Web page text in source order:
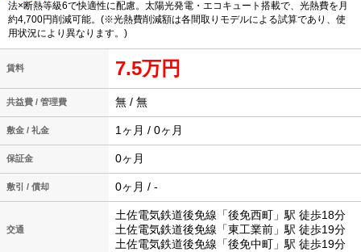
法×断熱等級6で快適性に配慮。太陽光発電・エコキュート搭載で、光熱費を月
約4,700円削減可能。(※光熱費削減額は各間取りモデルによる試算であり、使
用状況により異なります。)
賃料 7.5万円
共益費 / 管理費 無 / 無
敷金 / 礼金 1ヶ月 / 0ヶ月
保証金 0ヶ月
敷引 / 償却 0ヶ月 / -
交通
土佐電気鉄道後免線「後免西町」駅 徒歩18分
土佐電気鉄道後免線「東工業前」駅 徒歩19分
土佐電気鉄道後免線「後免中町」駅 徒歩19分